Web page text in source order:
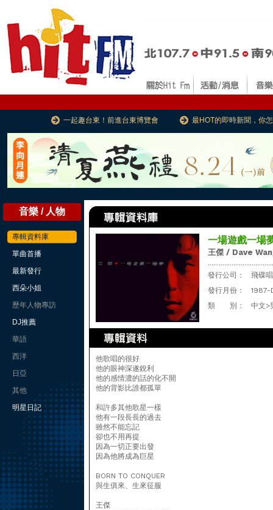
一起趣台東！前進台東博覽會 最HOT的即時新聞，你
音樂 / 人物
專輯資料庫
單曲首播
最新發行
西朵小姐
歷年人物專訪
DJ推薦
華語
西洋
日亞
其他
明星日記
一場遊戲一場
王傑 / Dave
發行公司：
飛碟
發行月份：
1987-
類 別：
中文>
他歌唱的很好
他的眼神深遂銳利
他的感情濃的話的化不開
他的背影比誰都孤單
和許多其他歌星一樣
他有一段長長的過去
雖然不能忘記
卻也不用再提
因為一切正要出發
因為他將成為巨星
BORN TO CONQUER
與生俱來、生來征服
王傑